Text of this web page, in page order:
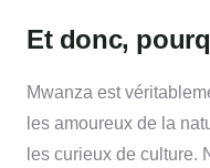
Et donc,
Mwanza est
les amoureux de la
les curieux de culture.